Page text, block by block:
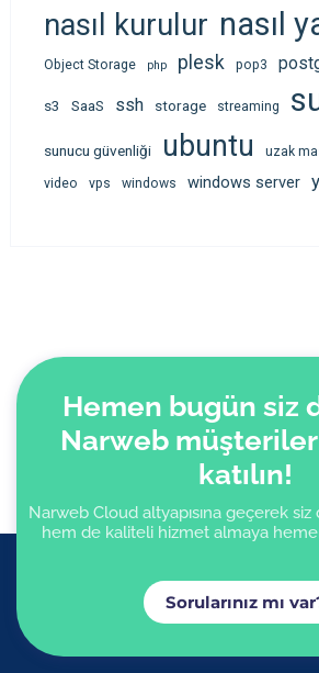
nasıl kurulur nasıl
Object Storage php plesk pop3
s3 SaaS ssh storage streaming
sunucu güvenliği ubuntu uzak
video vps windows windows server
Hemen bugün siz
Narweb
katılın!
Narweb Cloud altyapısına geçerek
hem de kaliteli hizmet almaya
Sorularınız mı